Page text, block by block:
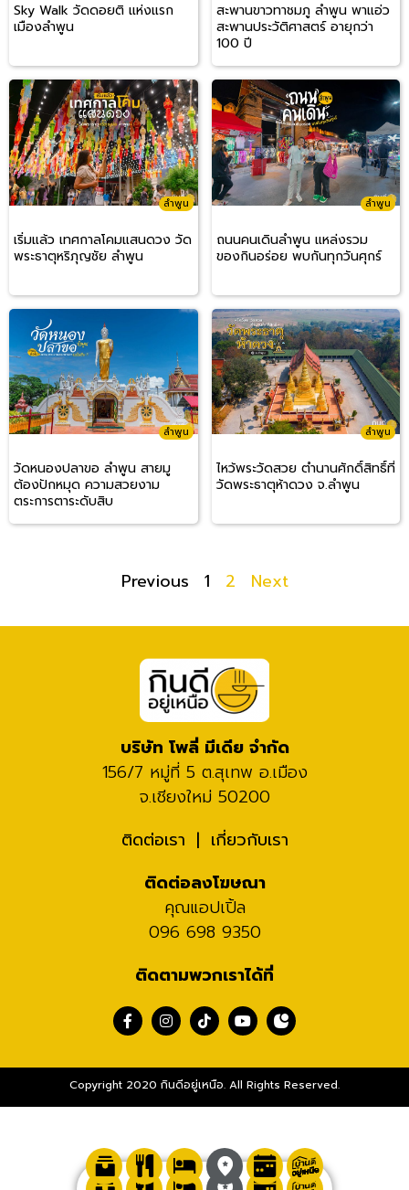
Sky Walk วัดดอยติ แห่งแรก
เมืองลำพูน
สะพานขาวทาชมภู ลำพูน พาแอ่ว
สะพานประวัติศาสตร์ อายุกว่า
100 ปี
ลำพูน
เริ่มแล้ว เทศกาลโคมแสนดวง วัด
พระธาตุหริภุญชัย ลำพูน
ลำพูน
ถนนคนเดินลำพูน แหล่งรวม
ของกินอร่อย พบกันทุกวันศุกร์
ลำพูน
วัดหนองปลาขอ ลำพูน สายมู
ต้องปักหมุด ความสวยงาม
ตระการตาระดับสิบ
ลำพูน
ไหว้พระวัดสวย ตำนานศักดิ์สิทธิ์ที่
วัดพระธาตุห้าดวง จ.ลำพูน
Previous 1 2 Next
บริษัท โพลี่ มีเดีย จำกัด
156/7 หมู่ที่ 5 ต.สุเทพ อ.เมือง
จ.เชียงใหม่ 50200
ติดต่อเรา
เกี่ยวกับเรา
ติดต่อลงโฆษณา
คุณแอปเปิ้ล
096 698 9350
ติดตามพวกเราได้ที่
Copyright 2020 กินดีอยู่เหนือ. All Rights Reserved.